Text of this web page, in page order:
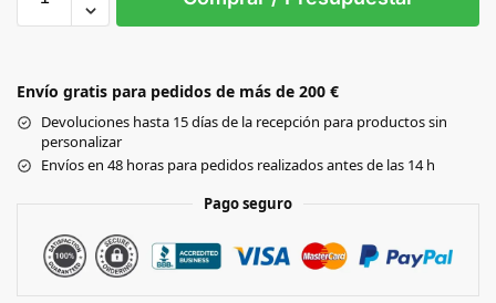
ORANGE
PIXEL
CORAL
SAND
Envío gratis para pedidos de más de 200 €
Devoluciones hasta 15 días de la recepción para productos sin
personalizar
Envíos en 48 horas para pedidos realizados antes de las 14 h
Pago seguro